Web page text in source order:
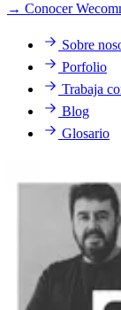
→ Conocer
Sobre
Porfolio
Trabaja
Blog
Glosario